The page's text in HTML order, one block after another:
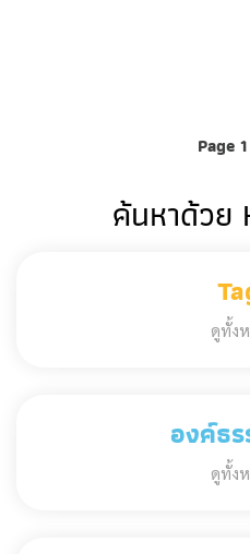
Page 1
ค้นหาด้วย
ดูทั้ง
องค์ธ
ดูทั้ง